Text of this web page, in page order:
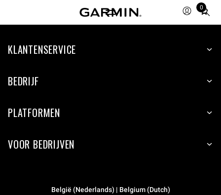
0
Total
items
cart:
KLANTENSERVICE
BEDRIJF
PLATFORMEN
VOOR BEDRIJVEN
België (Nederlands) | Belgium (Dutch)